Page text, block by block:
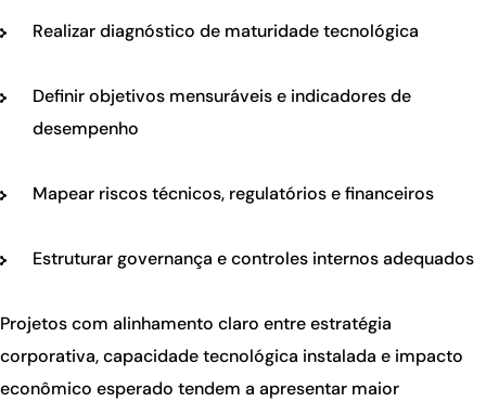
Realizar diagnóstico de maturidade tecnológica
Definir objetivos mensuráveis e indicadores de
desempenho
Mapear riscos técnicos, regulatórios e financeiros
Estruturar governança e controles internos adequados
Projetos com alinhamento claro entre estratégia
corporativa, capacidade tecnológica instalada e impacto
econômico esperado tendem a apresentar maior